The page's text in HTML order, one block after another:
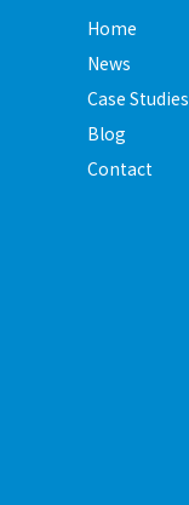
Home
News
Case Studies
Blog
Contact